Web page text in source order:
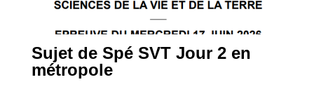
Sujet de Spé SVT Jour 2 en
métropole